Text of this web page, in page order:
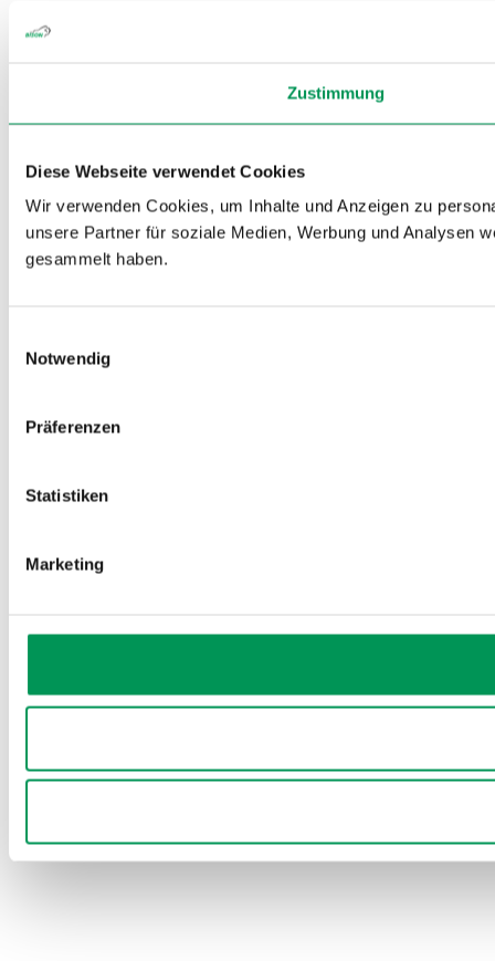
Zustimmung
Diese Webseite verwendet Cookies
Wir verwenden Cookies, um Inhalte und Anzeigen zu
unsere Partner für soziale Medien, Werbung und Analysen
gesammelt haben.
Notwendig
Präferenzen
Statistiken
Marketing